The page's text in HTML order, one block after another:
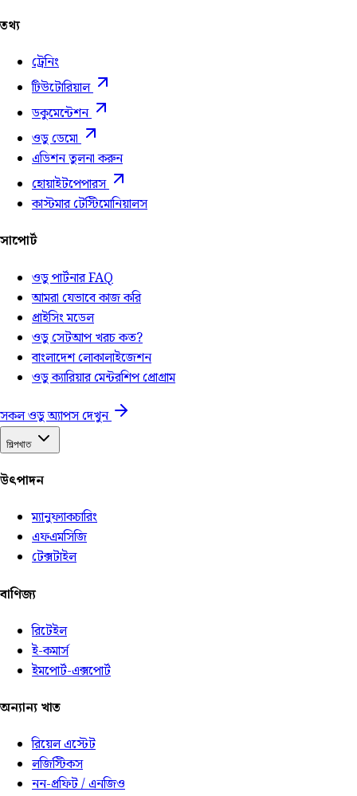
তথ্য
ট্রেনিং
টিউটোরিয়াল
ডকুমেন্টেশন
ওডু ডেমো
এডিশন তুলনা করুন
হোয়াইটপেপারস
কাস্টমার টেস্টিমোনিয়ালস
সাপোর্ট
ওডু পার্টনার FAQ
আমরা যেভাবে কাজ করি
প্রাইসিং মডেল
ওডু সেটআপ খরচ কত?
বাংলাদেশ লোকালাইজেশন
ওডু ক্যারিয়ার মেন্টরশিপ প্রোগ্রাম
সকল ওডু অ্যাপস দেখুন
শিল্পখাত
উৎপাদন
ম্যানুফ্যাকচারিং
এফএমসিজি
টেক্সটাইল
বাণিজ্য
রিটেইল
ই-কমার্স
ইমপোর্ট-এক্সপোর্ট
অন্যান্য খাত
রিয়েল এস্টেট
লজিস্টিকস
নন-প্রফিট / এনজিও